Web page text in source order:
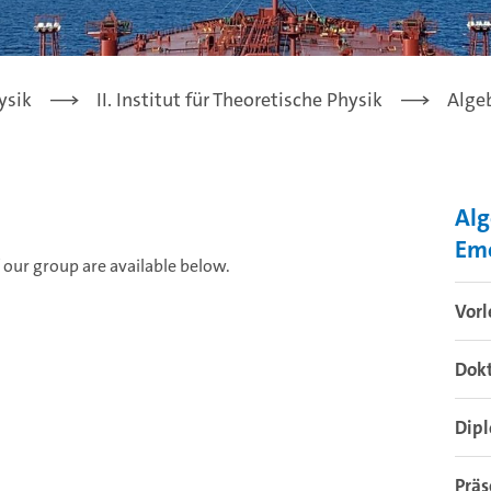
II. Institut für Theoretische Physik
group are available below.